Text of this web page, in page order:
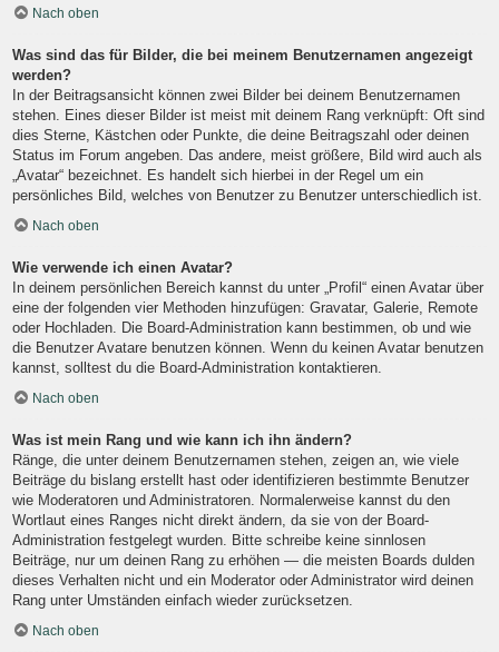
Nach oben
Was sind das für Bilder, die bei meinem Benutzernamen angezeigt
werden?
In der Beitragsansicht können zwei Bilder bei deinem Benutzernamen
stehen. Eines dieser Bilder ist meist mit deinem Rang verknüpft: Oft sind
dies Sterne, Kästchen oder Punkte, die deine Beitragszahl oder deinen
Status im Forum angeben. Das andere, meist größere, Bild wird auch als
„Avatar“ bezeichnet. Es handelt sich hierbei in der Regel um ein
persönliches Bild, welches von Benutzer zu Benutzer unterschiedlich ist.
Nach oben
Wie verwende ich einen Avatar?
In deinem persönlichen Bereich kannst du unter „Profil“ einen Avatar über
eine der folgenden vier Methoden hinzufügen: Gravatar, Galerie, Remote
oder Hochladen. Die Board-Administration kann bestimmen, ob und wie
die Benutzer Avatare benutzen können. Wenn du keinen Avatar benutzen
kannst, solltest du die Board-Administration kontaktieren.
Nach oben
Was ist mein Rang und wie kann ich ihn ändern?
Ränge, die unter deinem Benutzernamen stehen, zeigen an, wie viele
Beiträge du bislang erstellt hast oder identifizieren bestimmte Benutzer
wie Moderatoren und Administratoren. Normalerweise kannst du den
Wortlaut eines Ranges nicht direkt ändern, da sie von der Board-
Administration festgelegt wurden. Bitte schreibe keine sinnlosen
Beiträge, nur um deinen Rang zu erhöhen — die meisten Boards dulden
dieses Verhalten nicht und ein Moderator oder Administrator wird deinen
Rang unter Umständen einfach wieder zurücksetzen.
Nach oben